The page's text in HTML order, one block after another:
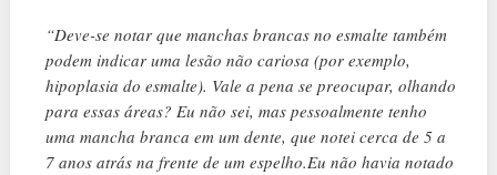
“Deve-se notar que manchas brancas no esmalte também
podem indicar uma lesão não cariosa (por exemplo,
hipoplasia do esmalte). Vale a pena se preocupar, olhando
para essas áreas? Eu não sei, mas pessoalmente tenho
uma mancha branca em um dente, que notei cerca de 5 a
7 anos atrás na frente de um espelho.Eu não havia notado